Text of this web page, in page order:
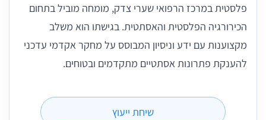
פלסטית במרכז הרפואי שערי צדק, מומחה מוביל בתחום
הכירורגיה הפלסטית והאסתטית. בגישתו הוא משלב
מקצוענות עם ידע וניסיון המבוסס על מחקר אקדמי עדכני
להענקת פתרונות אסתטיים מתקדמים ובטוחים.
שיחת ייעוץ